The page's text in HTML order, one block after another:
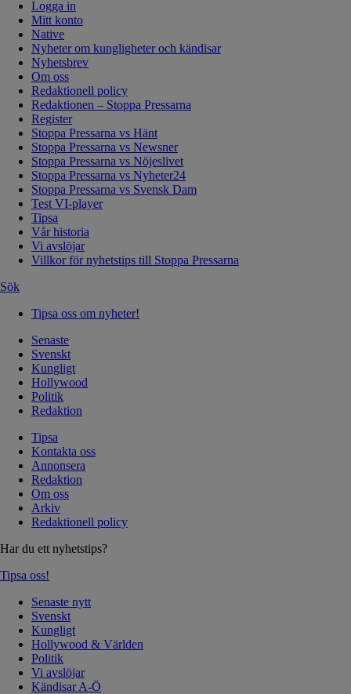
Logga in
Mitt konto
Native
Nyheter om kungligheter och kändisar
Nyhetsbrev
Om oss
Redaktionell policy
Redaktionen – Stoppa Pressarna
Register
Stoppa Pressarna vs Hänt
Stoppa Pressarna vs Newsner
Stoppa Pressarna vs Nöjeslivet
Stoppa Pressarna vs Nyheter24
Stoppa Pressarna vs Svensk Dam
Test VI-player
Tipsa
Vår historia
Vi avslöjar
Villkor för nyhetstips till Stoppa Pressarna
Sök
Tipsa oss om nyheter!
Senaste
Svenskt
Kungligt
Hollywood
Politik
Redaktion
Tipsa
Kontakta oss
Annonsera
Redaktion
Om oss
Arkiv
Redaktionell policy
Har du ett nyhetstips?
Tipsa oss!
Senaste nytt
Svenskt
Kungligt
Hollywood & Världen
Politik
Vi avslöjar
Kändisar A-Ö